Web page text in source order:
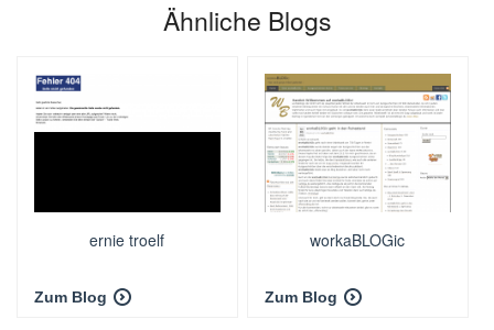
Ähnliche Blogs
ernie troelf
Zum Blog
workaBLOGic
Zum Blog